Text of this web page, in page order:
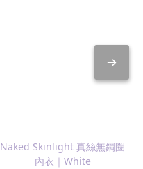
Naked Skinlight 真絲無鋼圈
內衣｜White